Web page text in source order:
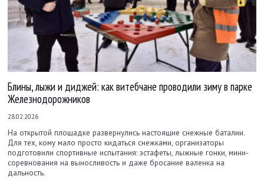
Блины, лыжи и диджей: как витебчане проводили зиму в парке
Железнодорожников
28.02.2026
На открытой площадке развернулись настоящие снежные баталии.
Для тех, кому мало просто кидаться снежками, организаторы
подготовили спортивные испытания: эстафеты, лыжные гонки, мини-
соревнования на выносливость и даже бросание валенка на
дальность.